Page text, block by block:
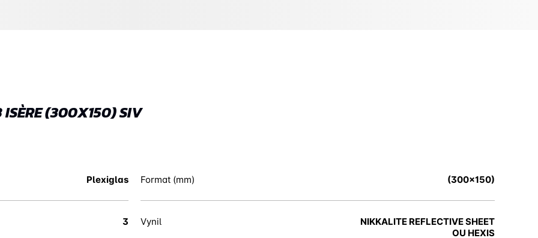
ISÈRE (300X150) SIV
Plexiglas Format (mm) (300x150)
3 Vynil
NIKKALITE REFLECTIVE SHEET
OU HEXIS